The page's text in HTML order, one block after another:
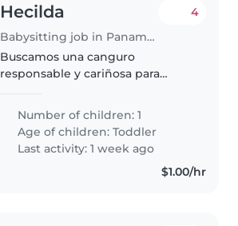
Hecilda
Babysitting job in Panama City
4
Buscamos una canguro
responsable y cariñosa para
años. Le encanta correr y jugar,
así que valoramos su energía y
alegría. La canguro debe ser
oriunda..
Number of children: 1
Age of children:Toddler
Last activity: 1 week ago
$1.00/hr